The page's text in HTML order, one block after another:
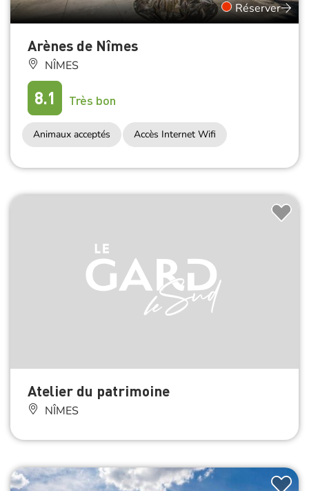
Réserver
Arènes de Nîmes
NÎMES
8.1 Très bon
Animaux acceptés Accès Internet Wifi
Atelier du patrimoine
NÎMES